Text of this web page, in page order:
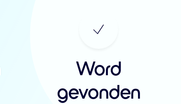
Word
gevonden